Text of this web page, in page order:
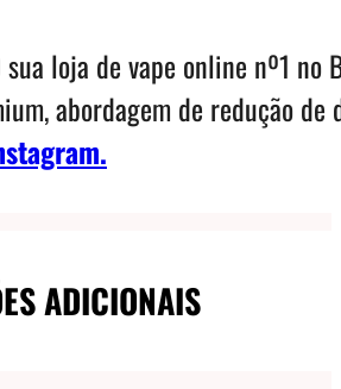
sua loja de vape online nº1 no
abordagem de redução
ADICIONAIS